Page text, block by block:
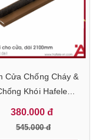
Cửa Chống Cháy &
Khói Hafele
950.11.061
380.000 đ
545.000 đ